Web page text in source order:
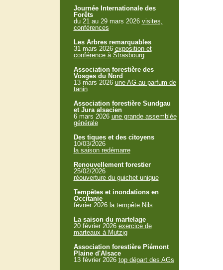
Journée Internationale des
Forêts
du 21 au 29 mars 2026 visites,
conférences
Les Arbres remarquables
31 mars 2026 exposition et
conférence à Strasbourg
Association forestière des
Vosges du Nord
13 mars 2026 une AG au parfum de
tanin
Association forestière Sundgau
et Jura alsacien
6 mars 2026 une grande assemblée
générale
Des tiques et des citoyens
10/03/2026
la saison redémarre
Renouvellement forestier
25/02/2026
réouverture du guichet unique
Tempêtes et inondations en
Occitanie
février 2026 la tempête Nils
La saison du martelage
20 février 2026 exercice de
marteaux à Mutzig
Association forestière Piémont
Plaine d'Alsace
13 février 2026 top départ des AGs